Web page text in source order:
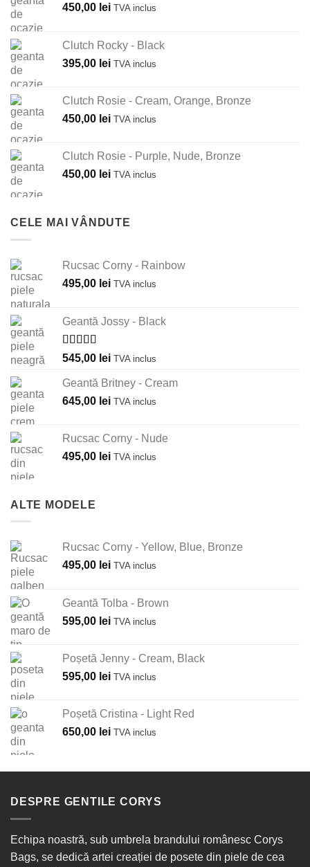
450,00 lei TVA inclus
Clutch Rocky - Black
395,00 lei TVA inclus
Clutch Rosie - Cream, Orange, Bronze
450,00 lei TVA inclus
Clutch Rosie - Purple, Nude, Bronze
450,00 lei TVA inclus
CELE MAI VÂNDUTE
Rucsac Corny - Rainbow
495,00 lei TVA inclus
Geantă Jossy - Black
Evaluat la
din 5
545,00 lei TVA inclus
Geantă Britney - Cream
645,00 lei TVA inclus
Rucsac Corny - Nude
495,00 lei TVA inclus
ALTE MODELE
Rucsac Corny - Yellow, Blue, Bronze
495,00 lei TVA inclus
Geantă Tolba - Brown
595,00 lei TVA inclus
Poșetă Jenny - Cream, Black
595,00 lei TVA inclus
Poșetă Cristina - Light Red
650,00 lei TVA inclus
DESPRE GENTILE CORYS
Echipa noastră, sub umbrela brandului românesc Corys
Bags, se dedică artei creației de posete din piele de cea